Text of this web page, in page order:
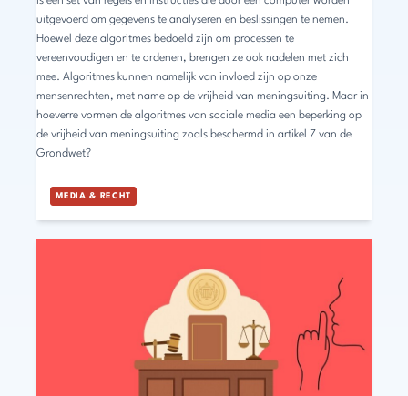
uitgevoerd om gegevens te analyseren en beslissingen te nemen.
Hoewel deze algoritmes bedoeld zijn om processen te
vereenvoudigen en te ordenen, brengen ze ook nadelen met zich
mee. Algoritmes kunnen namelijk van invloed zijn op onze
mensenrechten, met name op de vrijheid van meningsuiting. Maar in
hoeverre vormen de algoritmes van sociale media een beperking op
de vrijheid van meningsuiting zoals beschermd in artikel 7 van de
Grondwet?
MEDIA & RECHT